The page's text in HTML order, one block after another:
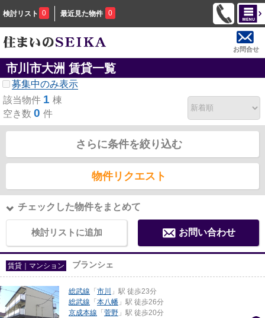
検討リスト 0 最近見た物件 0
お問合せ
市川市大洲 賃貸一覧
募集中のみ表示
該当物件 1 棟
空き数 0 件
さらに条件を絞り込む
物件リクエスト
チェックした物件をまとめて
検討リストに追加 お問い合わせ
賃貸｜マンション ブランシェ
総武線 「 市川
」駅 徒歩23分
総武線 「 本八幡 」駅 徒歩26分
京成本線 「 菅野 」駅 徒歩20分